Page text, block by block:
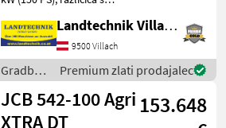
zaslon za upravljanje
obremenitve z
avtomatskim
prepoznavanjem
priključkov, kabina z o
Landtechnik Villach GmbH
9500 Villach
Gradbeni
stroji /
JCB
Premium zlati prodajalec
JCB 542-100 Agri
XTRA DT
153.648